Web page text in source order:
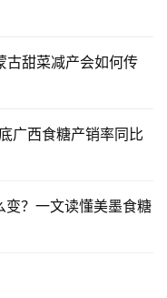
甜菜减产会如何传
广西食糖产销率同比
变？一文读懂美墨食糖